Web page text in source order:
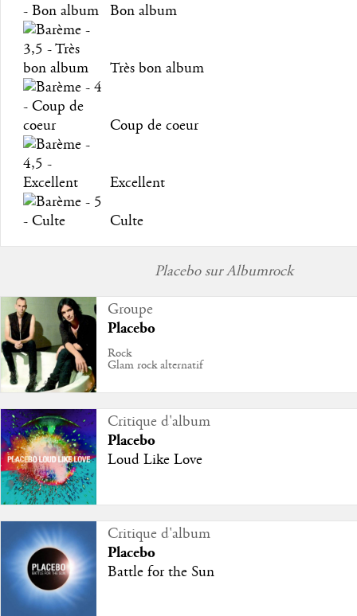
Bon album
Très bon album
Coup de coeur
Excellent
Culte
Placebo sur Albumrock
Groupe
Placebo
Rock
Glam rock alternatif
Critique d'album
Placebo
Loud Like Love
Critique d'album
Placebo
Battle for the Sun